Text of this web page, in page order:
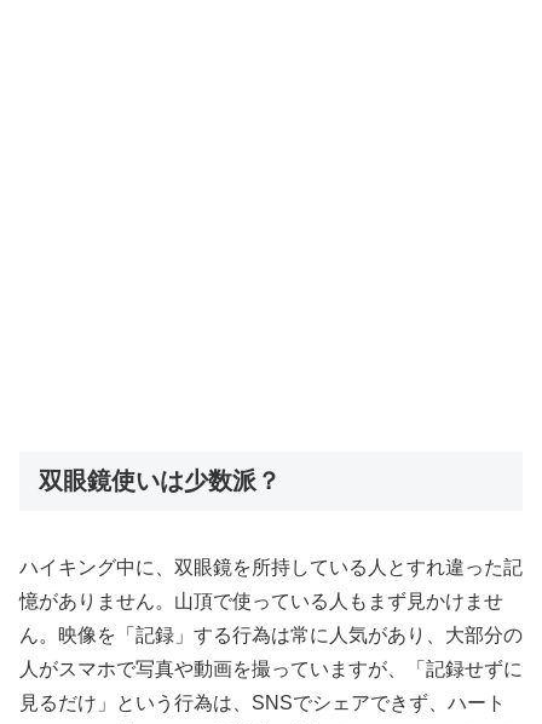
双眼鏡使いは少数派？
ハイキング中に、双眼鏡を所持している人とすれ違った記
憶がありません。山頂で使っている人もまず見かけませ
ん。映像を「記録」する行為は常に人気があり、大部分の
人がスマホで写真や動画を撮っていますが、「記録せずに
見るだけ」という行為は、SNSでシェアできず、ハート